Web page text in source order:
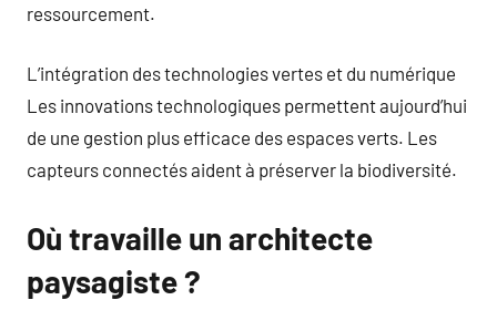
ressourcement.
L’intégration des technologies vertes et du numérique
Les innovations technologiques permettent aujourd’hui
de une gestion plus efficace des espaces verts. Les
capteurs connectés aident à préserver la biodiversité.
Où travaille un architecte
paysagiste ?